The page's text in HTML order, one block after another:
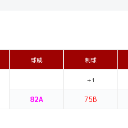
球威 制球
+1
82A 75B